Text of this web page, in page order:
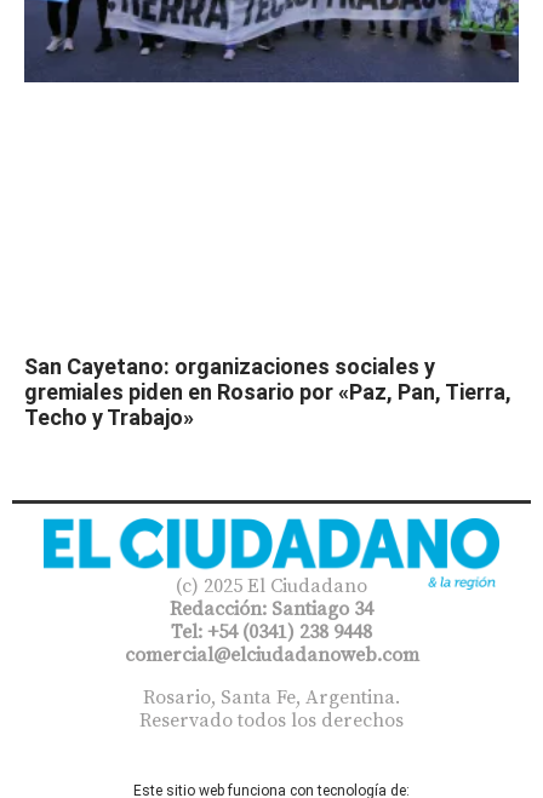
San Cayetano: organizaciones sociales y
gremiales piden en Rosario por «Paz, Pan, Tierra,
Techo y Trabajo»
(c) 2025 El Ciudadano
Redacción: Santiago 34
Tel: +54 (0341) 238 9448
comercial@elciudadanoweb.com​
Rosario, Santa Fe, Argentina.
Reservado todos los derechos
Este sitio web funciona con tecnología de: